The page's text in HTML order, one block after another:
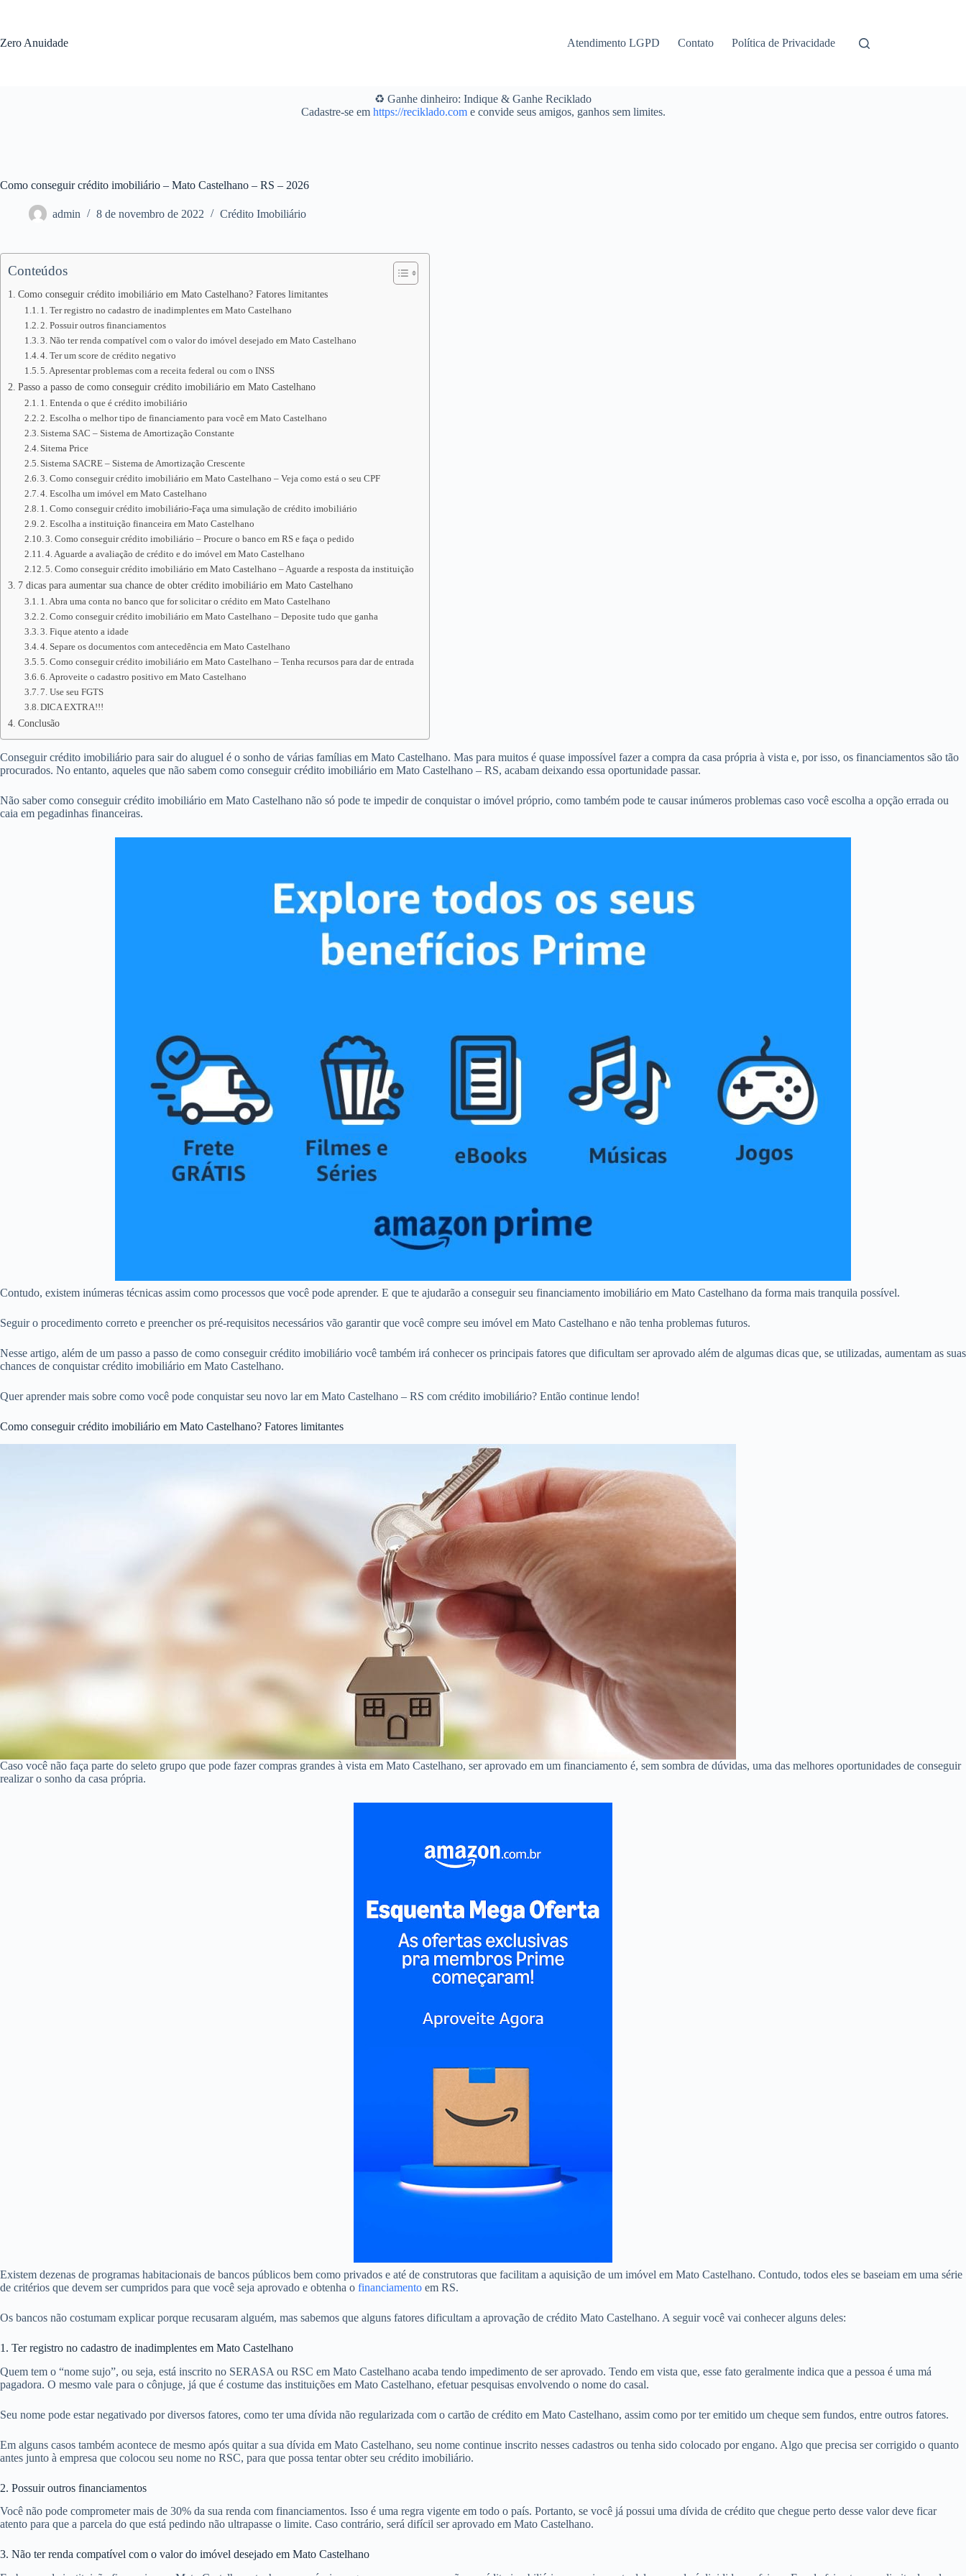
conteúdo
Zero Anuidade Atendimento LGPD Contato Política de Privacidade
♻️ Ganhe dinheiro: Indique & Ganhe Reciklado
Cadastre-se em https://reciklado.come convide seus amigos, ganhos sem limites.
Como conseguir crédito imobiliário – Mato Castelhano – RS – 2026
admin 8 de novembro de 2022 Crédito Imobiliário
Conteúdos
Como conseguir crédito imobiliário em Mato Castelhano? Fatores limitantes
1. Ter registro no cadastro de inadimplentes em Mato Castelhano
2. Possuir outros financiamentos
3. Não ter renda compatível com o valor do imóvel desejado em Mato Castelhano
4. Ter um score de crédito negativo
5. Apresentar problemas com a receita federal ou com o INSS
Passo a passo de como conseguir crédito imobiliário em Mato Castelhano
1. Entenda o que é crédito imobiliário
2. Escolha o melhor tipo de financiamento para você em Mato Castelhano
Sistema SAC – Sistema de Amortização Constante
Sitema Price
Sistema SACRE – Sistema de Amortização Crescente
3. Como conseguir crédito imobiliário em Mato Castelhano – Veja como está o seu CPF
4. Escolha um imóvel em Mato Castelhano
1. Como conseguir crédito imobiliário-Faça uma simulação de crédito imobiliário
2. Escolha a instituição financeira em Mato Castelhano
3. Como conseguir crédito imobiliário – Procure o banco em RS e faça o pedido
4. Aguarde a avaliação de crédito e do imóvel em Mato Castelhano
5. Como conseguir crédito imobiliário em Mato Castelhano – Aguarde a resposta da instituição
7 dicas para aumentar sua chance de obter crédito imobiliário em Mato Castelhano
1. Abra uma conta no banco que for solicitar o crédito em Mato Castelhano
2. Como conseguir crédito imobiliário em Mato Castelhano – Deposite tudo que ganha
3. Fique atento a idade
4. Separe os documentos com antecedência em Mato Castelhano
5. Como conseguir crédito imobiliário em Mato Castelhano – Tenha recursos para dar de entrada
6. Aproveite o cadastro positivo em Mato Castelhano
7. Use seu FGTS
DICA EXTRA!!!
Conclusão
Conseguir crédito imobiliário para sair do aluguel é o sonho de várias famílias em Mato Castelhano. Mas para muitos é quase impossível fazer a compra da casa própria à vista e, por isso, os financiamentos são tão
procurados. No entanto, aqueles que não sabem como conseguir crédito imobiliário em Mato Castelhano – RS, acabam deixando essa oportunidade passar.
Não saber como conseguir crédito imobiliário em Mato Castelhano não só pode te impedir de conquistar o imóvel próprio, como também pode te causar inúmeros problemas caso você escolha a opção errada ou
caia em pegadinhas financeiras.
Contudo, existem inúmeras técnicas assim como processos que você pode aprender. E que te ajudarão a conseguir seu financiamento imobiliário em Mato Castelhano da forma mais tranquila possível.
Seguir o procedimento correto e preencher os pré-requisitos necessários vão garantir que você compre seu imóvel em Mato Castelhano e não tenha problemas futuros.
Nesse artigo, além de um passo a passo de como conseguir crédito imobiliário você também irá conhecer os principais fatores que dificultam ser aprovado além de algumas dicas que, se utilizadas, aumentam as suas
chances de conquistar crédito imobiliário em Mato Castelhano.
Quer aprender mais sobre como você pode conquistar seu novo lar em Mato Castelhano – RS com crédito imobiliário? Então continue lendo!
Como conseguir crédito imobiliário em Mato Castelhano? Fatores limitantes
Caso você não faça parte do seleto grupo que pode fazer compras grandes à vista em Mato Castelhano, ser aprovado em um financiamento é, sem sombra de dúvidas, uma das melhores oportunidades de conseguir
realizar o sonho da casa própria.
Existem dezenas de programas habitacionais de bancos públicos bem como privados e até de construtoras que facilitam a aquisição de um imóvel em Mato Castelhano. Contudo, todos eles se baseiam em uma série
de critérios que devem ser cumpridos para que você seja aprovado e obtenha o financiamento em RS.
Os bancos não costumam explicar porque recusaram alguém, mas sabemos que alguns fatores dificultam a aprovação de crédito Mato Castelhano. A seguir você vai conhecer alguns deles:
1. Ter registro no cadastro de inadimplentes em Mato Castelhano
Quem tem o “nome sujo”, ou seja, está inscrito no SERASA ou RSC em Mato Castelhano acaba tendo impedimento de ser aprovado. Tendo em vista que, esse fato geralmente indica que a pessoa é uma má
pagadora. O mesmo vale para o cônjuge, já que é costume das instituições em Mato Castelhano, efetuar pesquisas envolvendo o nome do casal.
Seu nome pode estar negativado por diversos fatores, como ter uma dívida não regularizada com o cartão de crédito em Mato Castelhano, assim como por ter emitido um cheque sem fundos, entre outros fatores.
Em alguns casos também acontece de mesmo após quitar a sua dívida em Mato Castelhano, seu nome continue inscrito nesses cadastros ou tenha sido colocado por engano. Algo que precisa ser corrigido o quanto
antes junto à empresa que colocou seu nome no RSC, para que possa tentar obter seu crédito imobiliário.
2. Possuir outros financiamentos
Você não pode comprometer mais de 30% da sua renda com financiamentos. Isso é uma regra vigente em todo o país. Portanto, se você já possui uma dívida de crédito que chegue perto desse valor deve ficar
atento para que a parcela do que está pedindo não ultrapasse o limite. Caso contrário, será difícil ser aprovado em Mato Castelhano.
3. Não ter renda compatível com o valor do imóvel desejado em Mato Castelhano